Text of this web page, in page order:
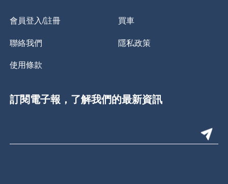
會員登入/註冊 買車
聯絡我們 隱私政策
使用條款
訂閱電子報，了解我們的最新資訊